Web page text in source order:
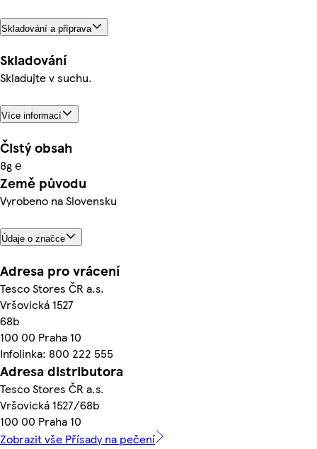
Skladování a příprava
Skladování
Skladujte v suchu.
Více informací
Čistý obsah
8g ℮
Země původu
Vyrobeno na Slovensku
Údaje o značce
Adresa pro vrácení
Tesco Stores ČR a.s.
Vršovická 1527
68b
100 00 Praha 10
Infolinka: 800 222 555
Adresa distributora
Tesco Stores ČR a.s.
Vršovická 1527/68b
100 00 Praha 10
Zobrazit vše Přísady na pečení